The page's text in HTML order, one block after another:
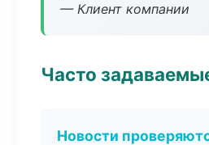
— Клиент компании
Часто
Новости